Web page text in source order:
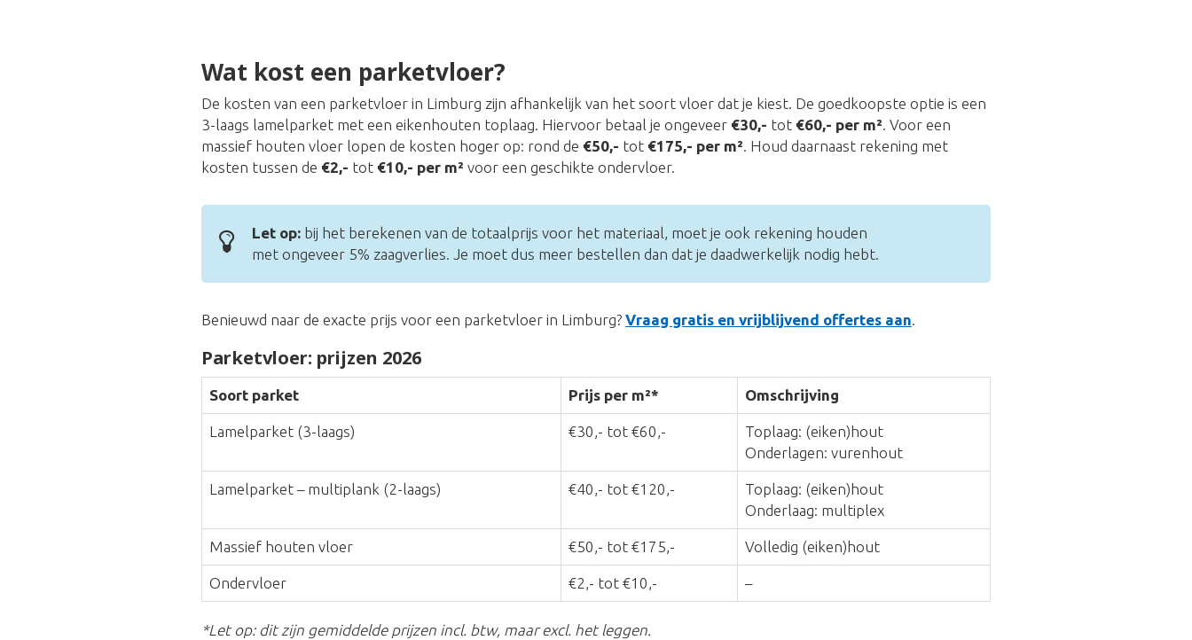
Wat kost een parketvloer?
De kosten van een parketvloer in Limburg zijn afhankelijk van het soort vloer dat je kiest. De goedkoopste optie is een
3-laags lamelparket met een eikenhouten toplaag. Hiervoor betaal je ongeveer €30,- tot €60,- per m². Voor een
massief houten vloer lopen de kosten hoger op: rond de €50,- tot €175,- per m². Houd daarnaast rekening met
kosten tussen de €2,- tot €10,- per m² voor een geschikte ondervloer.
Let op: bij het berekenen van de totaalprijs voor het materiaal, moet je ook rekening houden
met ongeveer 5% zaagverlies. Je moet dus meer bestellen dan dat je daadwerkelijk nodig hebt.
Benieuwd naar de exacte prijs voor een parketvloer in Limburg? Vraag gratis en vrijblijvend offertes aan.
Parketvloer: prijzen 2026
Soort parket Prijs per m²* Omschrijving
Lamelparket (3-laags) €30,- tot €60,-
Toplaag: (eiken)hout
Onderlagen: vurenhout
Lamelparket – multiplank (2-laags) €40,- tot €120,-
Toplaag: (eiken)hout
Onderlaag: multiplex
Massief houten vloer €50,- tot €175,- Volledig (eiken)hout
Ondervloer €2,- tot €10,- –
*Let op: dit zijn gemiddelde prijzen incl. btw, maar excl. het leggen.